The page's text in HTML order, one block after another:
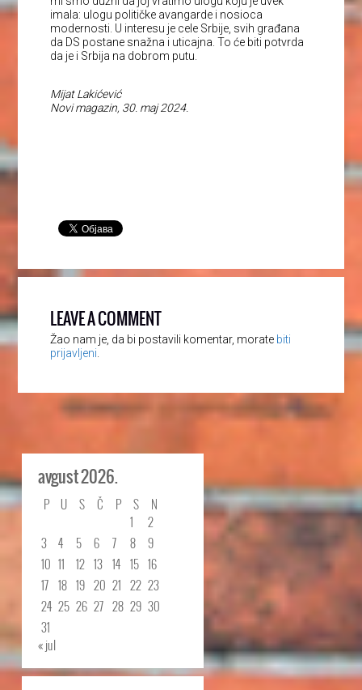
imala: ulogu političke avangarde i nosioca
modernosti. U interesu je cele Srbije, svih građana
da DS postane snažna i uticajna. To će biti potvrda
da je i Srbija na dobrom putu.
Mijat Lakićević
Novi magazin, 30. maj 2024.
LEAVE A COMMENT
Žao nam je, da bi postavili komentar, morate biti
prijavljeni.
avgust 2026.
P U S Č P S
N
1
2
3
4 5 6 7 8
9
10 11 12 13 14 15 16
17 18 19 20 21 22 23
24 25 26 27 28 29 30
31
« jul